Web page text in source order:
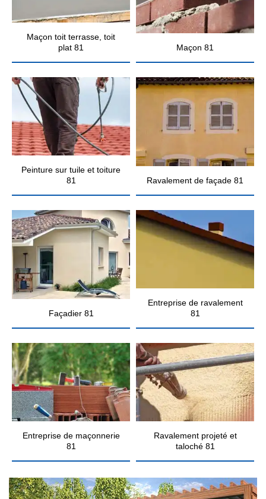
Maçon toit terrasse, toit
plat 81
Maçon 81
Peinture sur tuile et toiture
81
Ravalement de façade 81
Façadier 81
Entreprise de ravalement
81
Entreprise de maçonnerie
81
Ravalement projeté et
taloché 81